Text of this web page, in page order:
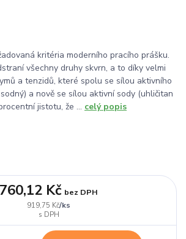
kritéria moderního pracího prášku.
všechny druhy skvrn, a to díky velmi
a tenzidů, které spolu se sílou aktivního
a nově se sílou aktivní sody (uhličitan
jistotu, že ... celý popis
919,75 Kč/ks
760,12 Kč bez DPH